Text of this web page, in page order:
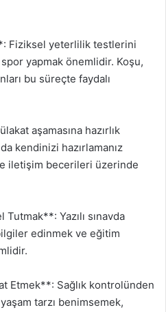
Fiziksel yeterlilik testlerini
yapmak önemlidir. Koşu,
bu süreçte faydalı
aşamasına hazırlık
kendinizi hazırlamanız
iletişim becerileri üzerinde
Yazılı sınavda
edinmek ve eğitim
Etmek**: Sağlık kontrolünden
tarzı benimsemek,